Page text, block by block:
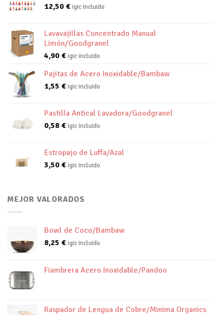
12,50 € igic incluido
Lavavajillas Concentrado Manual
Limón/Goodgranel
4,90 € igic incluido
Pajitas de Acero Inoxidable/Bambaw
1,55 € igic incluido
Pastilla Antical Lavadora/Goodgranel
0,58 € igic incluido
Estropajo de Luffa/Azal
3,50 € igic incluido
MEJOR VALORADOS
Bowl de Coco/Bambaw
8,25 € igic incluido
Fiambrera Acero Inoxidable/Pandoo
Raspador de Lengua de Cobre/Minima Organics